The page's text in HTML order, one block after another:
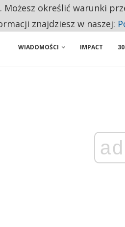
PRZEZNACZAJĄ NA PODSTAWOWE
WIADOMOŚCI IMPACT
ad
Możesz określić warunki
znajdziesz w naszej: